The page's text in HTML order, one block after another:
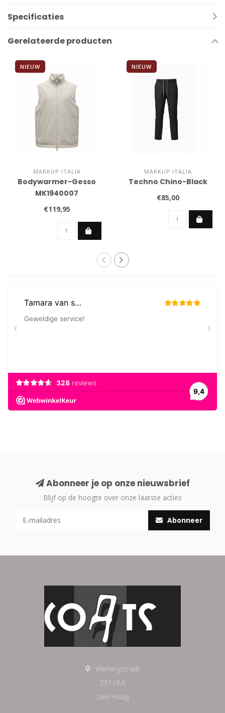
Specificaties
Gerelateerde producten
NIEUW
MARKUP ITALIA
Bodywarmer-Gesso
MK1940007
€119,95
NIEUW
MARKUP ITALIA
Techno Chino-Black
€85,00
Abonneer je op onze nieuwsbrief
Blijf op de hoogte over onze laatste acties
Abonneer
Vlamingstraat
2511BA
Den Haag